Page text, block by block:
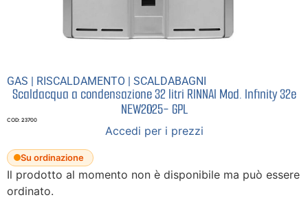
GAS | RISCALDAMENTO | SCALDABAGNI
Scaldacqua a condensazione 32 litri RINNAI Mod. Infinity 32e
NEW2025- GPL
COD: 23700
Accedi per i prezzi
Su ordinazione
Il prodotto al momento non è disponibile ma può essere
ordinato.